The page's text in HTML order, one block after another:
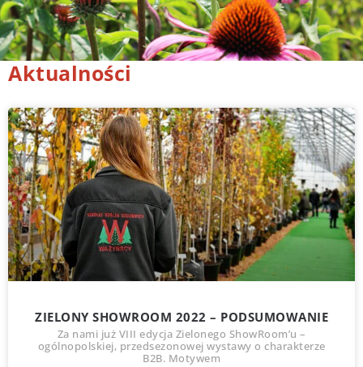
Aktualności
ZIELONY SHOWROOM 2022 – PODSUMOWANIE
Za nami już VIII edycja Zielonego ShowRoom’u –
ogólnopolskiej, przedsezonowej wystawy o charakterze
B2B. Motywem